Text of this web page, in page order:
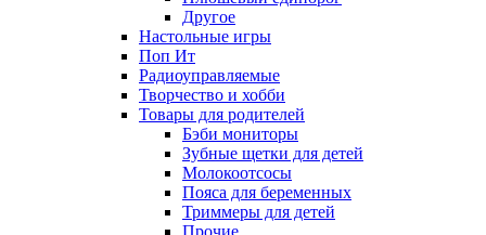
Другое
Настольные игры
Поп Ит
Радиоуправляемые
Творчество и хобби
Товары для родителей
Бэби мониторы
Зубные щетки для детей
Молокоотсосы
Пояса для беременных
Триммеры для детей
Прочие